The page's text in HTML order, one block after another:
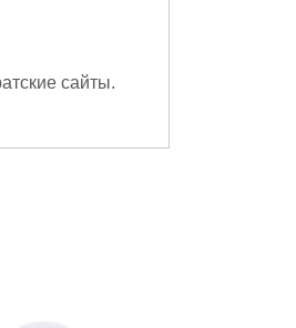
сайты.